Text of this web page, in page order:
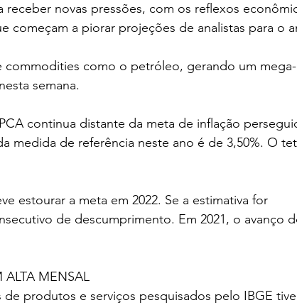
novas pressões, com os reflexos
começam a piorar projeções de analistas para o
como o petróleo, gerando um mega-
semana.
continua distante da meta de inflação
medida de referência neste ano é de 3,50%. O
estourar a meta em 2022. Se a estimativa for
de descumprimento. Em 2021, o avanço
MENSAL
produtos e serviços pesquisados pelo IBGE